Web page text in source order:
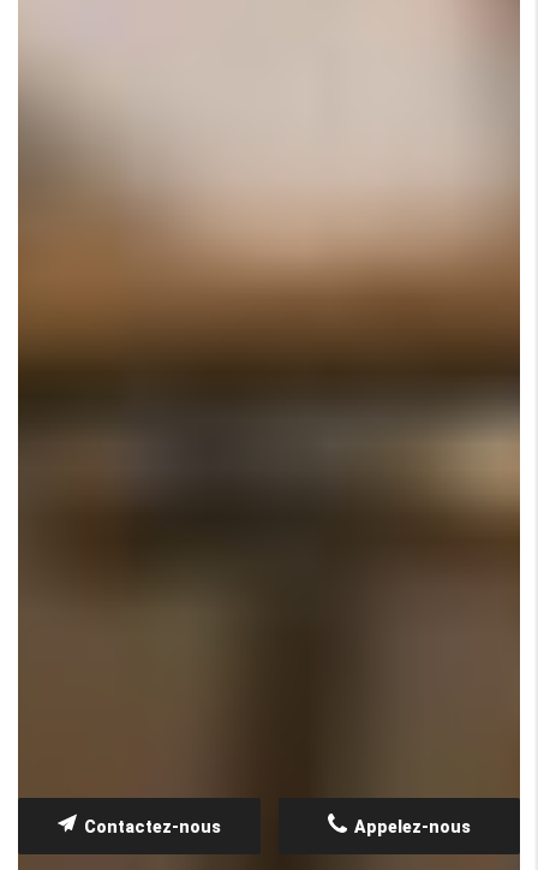
Appelez-nous
Contactez-nous